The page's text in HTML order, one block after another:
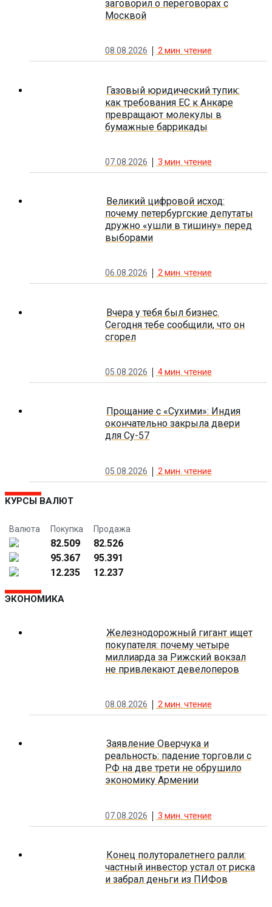
заговорил о переговорах с
Москвой
08.08.2026 2мин. чтение
Газовый юридический тупик:
как требования ЕС к Анкаре
превращают молекулы в
бумажные баррикады
07.08.2026 3 мин. чтение
Великий цифровой исход:
почему петербургские депутаты
дружно «ушли в тишину» перед
выборами
06.08.2026 2мин. чтение
Вчера у тебя был бизнес.
Сегодня тебе сообщили, что он
сгорел
05.08.2026 4мин. чтение
Прощание с «Сухими»: Индия
окончательно закрыла двери
для Су-57
05.08.2026 2 мин. чтение
КУРСЫ ВАЛЮТ
Валюта Покупка Продажа
82.509
82.526
95.367
95.391
12.235
12.237
ЭКОНОМИКА
Железнодорожный гигант ищет
покупателя: почему четыре
миллиарда за Рижский вокзал
не привлекают девелоперов
08.08.2026 2 мин. чтение
Заявление Оверчука и
реальность: падение торговли с
РФ на две трети не обрушило
экономику Армении
07.08.2026 3 мин. чтение
Конец полуторалетнего ралли:
частный инвестор устал от риска
и забрал деньги из ПИФов